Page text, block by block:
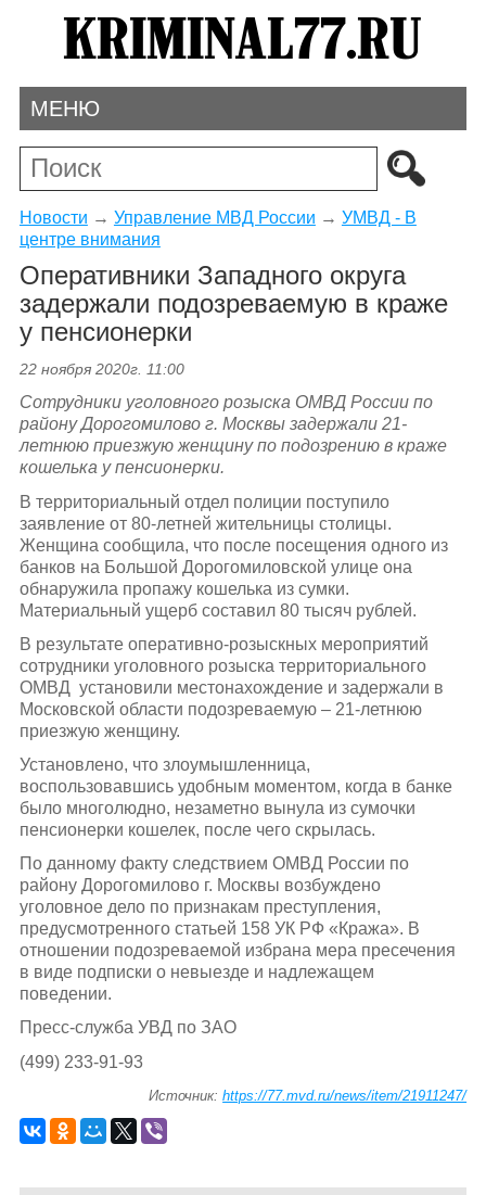
МЕНЮ
Новости → Управление МВД России → УМВД - В
центре внимания
Оперативники Западного округа
задержали подозреваемую в краже
у пенсионерки
22 ноября 2020г. 11:00
Сотрудники уголовного розыска ОМВД России по
району Дорогомилово г. Москвы задержали 21-
летнюю приезжую женщину по подозрению в краже
кошелька у пенсионерки.
В территориальный отдел полиции поступило
заявление от 80-летней жительницы столицы.
Женщина сообщила, что после посещения одного из
банков на Большой Дорогомиловской улице она
обнаружила пропажу кошелька из сумки.
Материальный ущерб составил 80 тысяч рублей.
В результате оперативно-розыскных мероприятий
сотрудники уголовного розыска территориального
ОМВД установили местонахождение и задержали в
Московской области подозреваемую – 21-летнюю
приезжую женщину.
Установлено, что злоумышленница,
воспользовавшись удобным моментом, когда в банке
было многолюдно, незаметно вынула из сумочки
пенсионерки кошелек, после чего скрылась.
По данному факту следствием ОМВД России по
району Дорогомилово г. Москвы возбуждено
уголовное дело по признакам преступления,
предусмотренного статьей 158 УК РФ «Кража». В
отношении подозреваемой избрана мера пресечения
в виде подписки о невыезде и надлежащем
поведении.
Пресс-служба УВД по ЗАО
(499) 233-91-93
Источник:https://77.mvd.ru/news/item/21911247/